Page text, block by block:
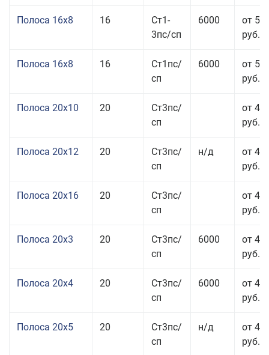
Полоса 16x8 16
Ст1-
3пс/сп
6000
от 55
руб.
Полоса 16x8 16
Ст1пс/
сп
6000
от 55
руб.
Полоса 20x10 20
Ст3пс/
сп
от 44
руб.
Полоса 20x12 20
Ст3пс/
сп
н/д
от 44
руб.
Полоса 20x16 20
Ст3пс/
сп
от 45
руб.
Полоса 20x3 20
Ст3пс/
сп
6000
от 45
руб.
Полоса 20x4 20
Ст3пс/
сп
6000
от 44
руб.
Полоса 20x5 20
Ст3пс/
сп
н/д
от 42
руб.